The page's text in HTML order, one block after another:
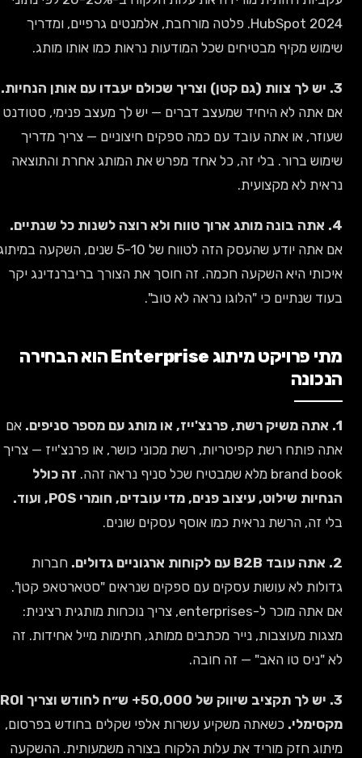
HubSpot 2024. פלטה מורחבת, אלמנטים גרפיים, ומדריך
שימוש מקיף מבטיחים שכל המודעות נראות כמו אותו מותג.
3. יש לך צוות (גם קטן) וצריך שכולם יעבדו עם אותן הנחיות.
אם אתה לא היחיד שמעצב דברים — יש לך מעצב פנימי, סטודנט
שעוזר, או אתה עובד עם כמה ספקים חיצוניים — צריך מדריך
שימוש ברור. בלי זה, כל אחד מפרש את המותג אחרת והתוצאה
נראית לא מקצועית.
4. אתה בונה מותג ארוך טווח ולא רוצה לשנות כל שנתיים.
אם אתה יודע שהעסק הזה לטווח של 5-10 שנים, השקעה במיתוג
איכותי היא השקעה חכמה. זה חוסך את הצורך בריברנדינג יקר
בעוד שנתיים כי "הלוגו נראה לא טוב".
מתי פרויקט מיתוג Enterprise הוא הבחירה
הנכונה
אם
אתה פותח רשת קפיטריות, רשת מכוני כושר, או פרנצ'ייז — צריך
brand book מלא שמבטיח שכל סניף נראה זהה.
זה כולל
הנחיות שילוט, עיצוב פנים, מדי עובדים, חומרי POS, ועוד.
בלי זה, הרשת נראית כמו אוסף עסקים שונים.
2. אתה עובד B2B עם לקוחות ארגוניים גדולים.
חברות
גדולות לא עושות עסקים עם ספקים שנראים "סטארטאפ קטן".
אם אתה מוכר ל-enterprises, צריך נוכחות מותגית רצינית:
מצגות מעוצבות, נייר מכתבים ממותג, חתימות מייל אחידות. זה
לא "ניס טו האב" — זה חובה.
3. יש לך תקציב שיווק של 50,000+ ש״ח לחודש וצריך ROI
מקסימלי.כשאתה משקיע עשרות אלפי שקלים בחודש בפרסום,
מיתוג חזק מוריד את עלות הלקוח בצורה משמעותית. ההשקעה